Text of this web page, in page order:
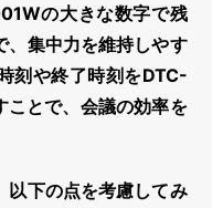
の大きな数字で残
、集中力を維持しやす
刻や終了時刻をDTC-
とで、会議の効率を
以下の点を考慮してみ